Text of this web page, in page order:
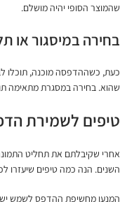
שהמוצר הסופי יהיה מושלם.
בחירה במיסגור או
כעת, כשההדפסה מוכנה, תוכלו
שהוא. בחירה במסגרת מתאימה
טיפים לשמירת
אחרי שקיבלתם את תחליט
השנים. הנה כמה טיפים
המנעו מחשיפת ההדפס לשמש